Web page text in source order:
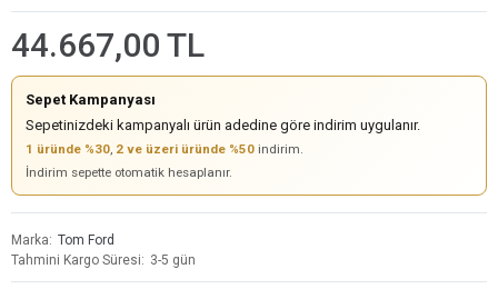
44.667,00 TL
Sepet Kampanyası
Sepetinizdeki kampanyalı ürün adedine göre indirim uygulanır.
1 üründe %30, 2 ve üzeri üründe %50 indirim.
İndirim sepette otomatik hesaplanır.
Marka
Tom Ford
Tahmini Kargo Süresi
3-5 gün